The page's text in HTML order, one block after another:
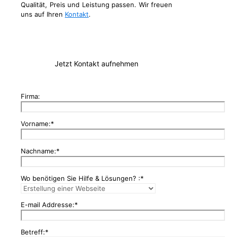
Qualität, Preis und Leistung passen. Wir freuen
uns auf Ihren Kontakt.
Jetzt Kontakt aufnehmen
Firma:
Vorname:*
Nachname:*
Wo benötigen Sie Hilfe & Lösungen? :*
E-mail Addresse:*
Betreff:*